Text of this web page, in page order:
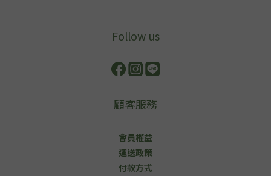
Follow us
顧客服務
會員權益
運送政策
付款方式